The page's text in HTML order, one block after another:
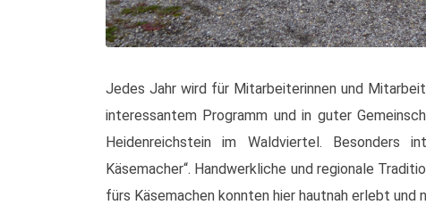
Jedes Jahr wird für Mitarbeiterinnen und
interessantem Programm und in guter
Heidenreichstein im Waldviertel. Besonders
Käsemacher“. Handwerkliche und regionale
fürs Käsemachen konnten hier hautnah erlebt